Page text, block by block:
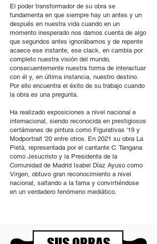
El poder transformador de su obra se
fundamenta en que siempre hay un antes y un
después en nuestra vida cuando en un
momento inesperado nos damos cuenta de algo
que segundos antes ignorábamos y de repente
acaece ese instante, ese clack, en cambia por
completo nuestra visión del mundo,
consecuentemente nuestra forma de interactuar
con él y, en última instancia, nuestro destino.
Por ello encuentra el éxito de su trabajo cuando
la obra es una pregunta.
Ha realizado exposiciones a nivel nacional e
internacional, siendo reconocida en prestigiosos
certámenes de pintura como Figurativas '19 y
Modportrait '20 entre otros. En 2021 su obra La
Pietà, representada por el cantante C. Tangana
como Jesucristo y la Presidenta de la
Comunidad de Madrid Isabel Díaz Ayuso como
Virgen, obtuvo gran reconocimiento a nivel
nacional, saltando a la fama y convirtiéndose
en un verdadero fenómeno mediático.